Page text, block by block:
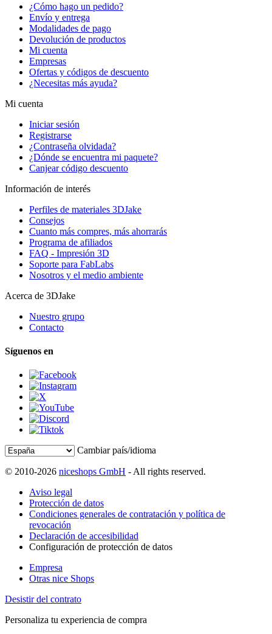
¿Cómo hago un pedido?
Envío y entrega
Modalidades de pago
Devolución de productos
Mi cuenta
Empresas
Ofertas y códigos de descuento
¿Necesitas más ayuda?
Mi cuenta
Iniciar sesión
Registrarse
¿Contraseña olvidada?
¿Dónde se encuentra mi paquete?
Canjear código descuento
Información de interés
Perfiles de materiales 3DJake
Consejos
Cuanto más compres, más ahorrarás
Programa de afiliados
FAQ - Impresión 3D
Soporte para FabLabs
Nosotros y el medio ambiente
Acerca de 3DJake
Nuestro grupo
Contacto
Síguenos en
Cambiar país/idioma
© 2010-2026 niceshops GmbH - All rights reserved.
Aviso legal
Protección de datos
Condiciones generales de contratación y política de
revocación
Declaración de accesibilidad
Configuración de protección de datos
Empresa
Otras nice Shops
Desistir del contrato
Personaliza tu experiencia de compra